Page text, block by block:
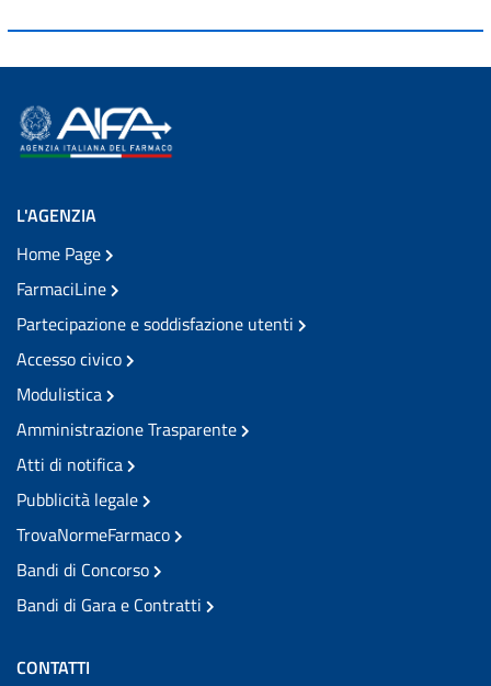
L'AGENZIA
Home Page
FarmaciLine
Partecipazione e soddisfazione utenti
Accesso civico
Modulistica
Amministrazione Trasparente
Atti di notifica
Pubblicità legale
TrovaNormeFarmaco
Bandi di Concorso
Bandi di Gara e Contratti
CONTATTI